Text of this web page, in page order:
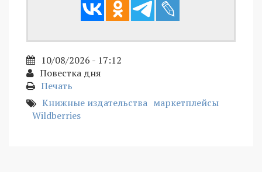
10/08/2026 - 17:12
Повестка дня
Печать
Книжные издательства маркетплейсы
Wildberries